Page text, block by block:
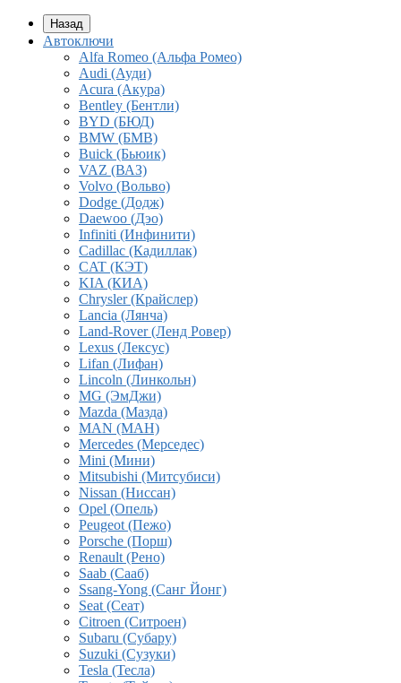
Назад
Автоключи
Alfa Romeo (Альфа Ромео)
Audi (Ауди)
Acura (Акура)
Bentley (Бентли)
BYD (БЮД)
BMW (БМВ)
Buick (Бьюик)
VAZ (ВАЗ)
Volvo (Вольво)
Dodge (Додж)
Daewoo (Дэо)
Infiniti (Инфинити)
Cadillac (Кадиллак)
CAT (КЭТ)
KIA (КИА)
Chrysler (Крайслер)
Lancia (Лянча)
Land-Rover (Ленд Ровер)
Lexus (Лексус)
Lifan (Лифан)
Lincoln (Линкольн)
MG (ЭмДжи)
Mazda (Мазда)
MAN (МАН)
Mercedes (Мерседес)
Mini (Мини)
Mitsubishi (Митсубиси)
Nissan (Ниссан)
Opel (Опель)
Peugeot (Пежо)
Porsche (Порш)
Renault (Рено)
Saab (Сааб)
Ssang-Yong (Санг Йонг)
Seat (Сеат)
Citroen (Ситроен)
Subaru (Субару)
Suzuki (Сузуки)
Tesla (Тесла)